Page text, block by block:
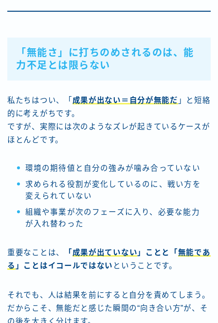
「無能さ」に打ちのめされるのは、能
力不足とは限らない
私たちはつい、「 成果が出ない＝自分が無能だ 」と短絡
的に考えがちです。
ですが、実際には次のようなズレが起きているケースが
ほとんどです。
環境の期待値と自分の強みが噛み合っていない
求められる役割が変化しているのに、戦い方を
変えられていない
組織や事業が次のフェーズに入り、必要な能力
が入れ替わった
重要なことは、 「 成果が出ていない 」ことと「 無能であ
る 」ことはイコールではない ということです。
それでも、人は結果を前にすると自分を責めてしまう。
だからこそ、無能だと感じた瞬間の“向き合い方”が、そ
の後を大きく分けます。